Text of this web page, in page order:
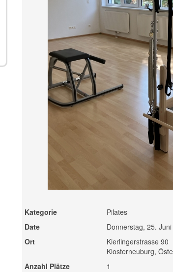
Kategorie
Pilates
Date
Donnerstag, 25.
Ort
Kierlingerstrasse 90
Klosterneuburg,
Anzahl Plätze
1